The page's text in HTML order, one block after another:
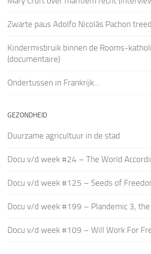
Zwarte paus Adolfo Nicolás Pachon
Kindermisbruik binnen de Rooms-
(documentaire)
Ondertussen in Frankrijk…
GEZONDHEID
Duurzame agricultuur in de stad
Docu v/d week #24 – The World
Docu v/d week #125 – Seeds of
Docu v/d week #199 – Plandemic 3,
Docu v/d week #109 – Will Work For